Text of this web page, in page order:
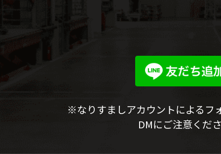
※なりすましアカウントによるフ
DMにご注意くだ